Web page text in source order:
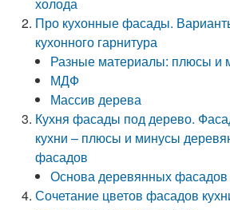
Про кухонные фасады.
кухонного гарнитура
Разные материалы: плюсы и
МДФ
Массив дерева
Кухня фасады под дерево.
кухни – плюсы и минусы
фасадов
Основа деревянных фасадов
Сочетание цветов фасадов